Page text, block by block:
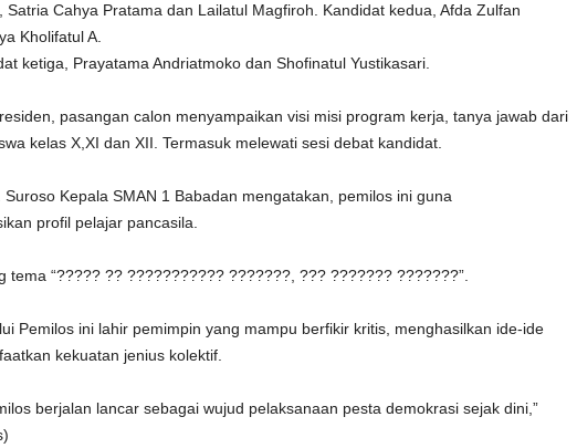
Satria Cahya Pratama dan Lailatul Magfiroh. Kandidat kedua, Afda Zulfan
Kholifatul A.
ketiga, Prayatama Andriatmoko dan Shofinatul Yustikasari.
pasangan calon menyampaikan visi misi program kerja, tanya jawab dari
kelas X,XI dan XII. Termasuk melewati sesi debat kandidat.
Kepala SMAN 1 Babadan mengatakan, pemilos ini guna
profil pelajar pancasila.
tema “????? ?? ??????????? ???????, ??? ??????? ???????”.
Pemilos ini lahir pemimpin yang mampu berfikir kritis, menghasilkan ide-ide
kekuatan jenius kolektif.
berjalan lancar sebagai wujud pelaksanaan pesta demokrasi sejak dini,”